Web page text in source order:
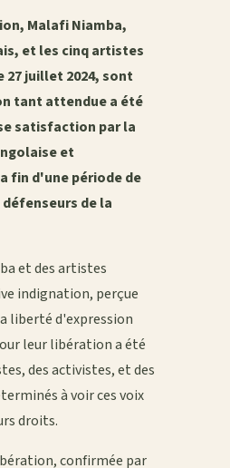
Malafi Niamba,
et les cinq artistes
27 juillet 2024, sont
tant attendue a été
satisfaction par la
et
fin d'une période de
de la
et des artistes
indignation, perçue
liberté d'expression
leur libération a été
des activistes, et des
à voir ces voix
droits.
confirmée par